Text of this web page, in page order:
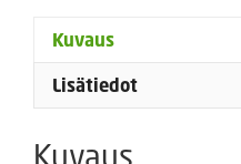
Kuvaus
Lisätiedot
Kuvaus